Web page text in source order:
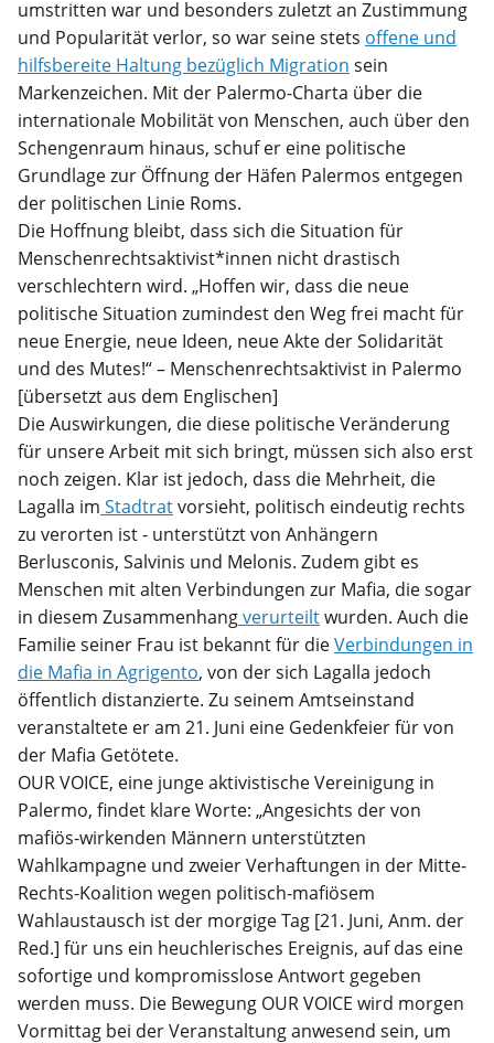
umstritten war und besonders zuletzt an Zustimmung
und Popularität verlor, so war seine stets offene und
hilfsbereite Haltung bezüglich Migration sein
Markenzeichen. Mit der Palermo-Charta über die
internationale Mobilität von Menschen, auch über den
Schengenraum hinaus, schuf er eine politische
Grundlage zur Öffnung der Häfen Palermos entgegen
der politischen Linie Roms.
Die Hoffnung bleibt, dass sich die Situation für
Menschenrechtsaktivist*innen nicht drastisch
verschlechtern wird. „Hoffen wir, dass die neue
politische Situation zumindest den Weg frei macht für
neue Energie, neue Ideen, neue Akte der Solidarität
und des Mutes!“ – Menschenrechtsaktivist in Palermo
[übersetzt aus dem Englischen]
Die Auswirkungen, die diese politische Veränderung
für unsere Arbeit mit sich bringt, müssen sich also erst
noch zeigen. Klar ist jedoch, dass die Mehrheit, die
Lagalla im Stadtratvorsieht, politisch eindeutig rechts
zu verorten ist - unterstützt von Anhängern
Berlusconis, Salvinis und Melonis. Zudem gibt es
Menschen mit alten Verbindungen zur Mafia, die sogar
in diesem Zusammenhangverurteiltwurden. Auch die
Familie seiner Frau ist bekannt für dieVerbindungen in
die Mafia in Agrigento, von der sich Lagalla jedoch
öffentlich distanzierte. Zu seinem Amtseinstand
veranstaltete er am 21. Juni eine Gedenkfeier für von
der Mafia Getötete.
OUR VOICE, eine junge aktivistische Vereinigung in
Palermo, findet klare Worte: „Angesichts der von
mafiös-wirkenden Männern unterstützten
Wahlkampagne und zweier Verhaftungen in der Mitte-
Rechts-Koalition wegen politisch-mafiösem
Wahlaustausch ist der morgige Tag [21. Juni, Anm. der
Red.] für uns ein heuchlerisches Ereignis, auf das eine
sofortige und kompromisslose Antwort gegeben
werden muss. Die Bewegung OUR VOICE wird morgen
Vormittag bei der Veranstaltung anwesend sein, um